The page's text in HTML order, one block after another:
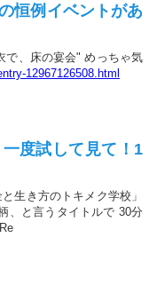
恒例イベントがあ
で、床の宴会" めっちゃ気
12967126508.html
一度試して見て！1
生き方のトキメク学校」
、と言うタイトルで 30分